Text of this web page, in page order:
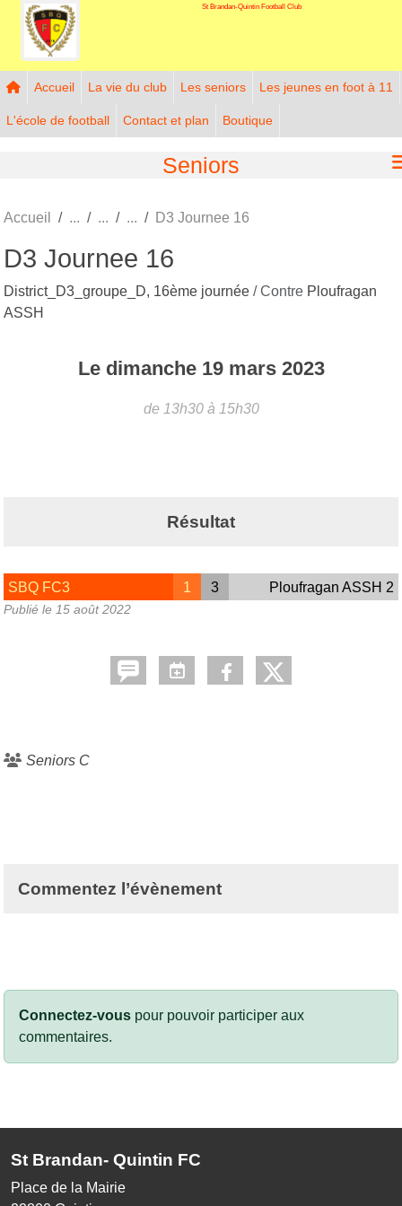
St Brandan-Quintin Football Club
Accueil La vie du club Les seniors Les jeunes en foot à 11
L'école de football Contact et plan Boutique
Seniors
Accueil D3 Journee 16
D3 Journee 16
District_D3_groupe_D, 16ème journée / Contre Ploufragan
ASSH
Le dimanche 19 mars 2023
de 13h30 à 15h30
Résultat
SBQ FC3 1 3 Ploufragan ASSH 2
Publié le 15 août 2022
Seniors C
Commentez l’évènement
Connectez-vous pour pouvoir participer aux
commentaires.
St Brandan- Quintin FC
Place de la Mairie
Panneau de gestion des cookies